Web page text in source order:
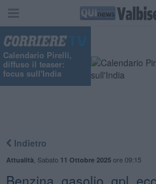
Calendario Pirelli,
diffuso il teaser:
focus sull'India
Indietro
Attualità Sabato 11 Ottobre 2025ore 09:15
Benzina, gasolio, gpl,